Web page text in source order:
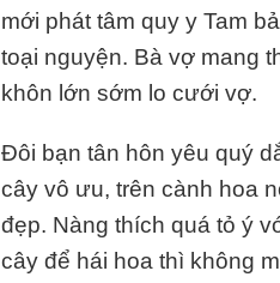
mới phát tâm quy y Tam
toại nguyện. Bà vợ mang
khôn lớn sớm lo cưới vợ.
Đôi bạn tân hôn yêu quý
cây vô ưu, trên cành hoa
đẹp. Nàng thích quá tỏ ý
cây để hái hoa thì không